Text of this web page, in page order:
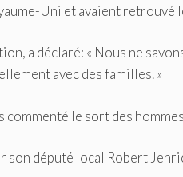
Uni et avaient retrouvé
a déclaré: « Nous ne
avec des familles. »
commenté le sort des
son député local Robert